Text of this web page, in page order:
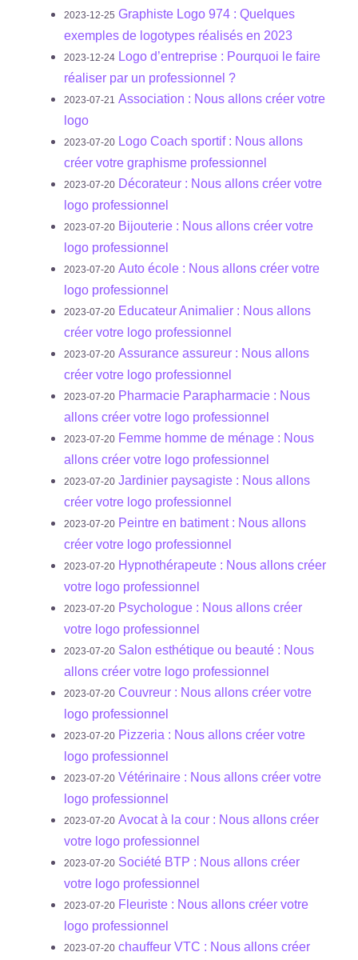
2023-12-25 Graphiste Logo 974 : Quelques
exemples de logotypes réalisés en 2023
2023-12-24 Logo d’entreprise : Pourquoi le faire
réaliser par un professionnel ?
2023-07-21 Association : Nous allons créer votre
logo
2023-07-20 Logo Coach sportif : Nous allons
créer votre graphisme professionnel
2023-07-20 Décorateur : Nous allons créer votre
logo professionnel
2023-07-20 Bijouterie : Nous allons créer votre
logo professionnel
2023-07-20 Auto école : Nous allons créer votre
logo professionnel
2023-07-20 Educateur Animalier : Nous allons
créer votre logo professionnel
2023-07-20 Assurance assureur : Nous allons
créer votre logo professionnel
2023-07-20 Pharmacie Parapharmacie : Nous
allons créer votre logo professionnel
2023-07-20 Femme homme de ménage : Nous
allons créer votre logo professionnel
2023-07-20 Jardinier paysagiste : Nous allons
créer votre logo professionnel
2023-07-20 Peintre en batiment : Nous allons
créer votre logo professionnel
2023-07-20 Hypnothérapeute : Nous allons créer
votre logo professionnel
2023-07-20 Psychologue : Nous allons créer
votre logo professionnel
2023-07-20 Salon esthétique ou beauté : Nous
allons créer votre logo professionnel
2023-07-20 Couvreur : Nous allons créer votre
logo professionnel
2023-07-20 Pizzeria : Nous allons créer votre
logo professionnel
2023-07-20 Vétérinaire : Nous allons créer votre
logo professionnel
2023-07-20 Avocat à la cour : Nous allons créer
votre logo professionnel
2023-07-20 Société BTP : Nous allons créer
votre logo professionnel
2023-07-20 Fleuriste : Nous allons créer votre
logo professionnel
2023-07-20 chauffeur VTC : Nous allons créer